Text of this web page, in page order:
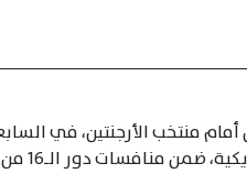
منتخب الأرجنتين، في
الثلاثاء، على